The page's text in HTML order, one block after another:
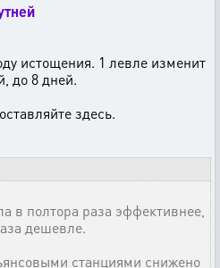
истощения. 1 левле изменит
до 8 дней.
здесь.
в полтора раза эффективнее,
дешевле.
станциями снижено